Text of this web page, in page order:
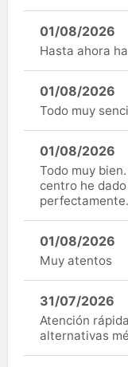
01/08/2026
Hasta ahora
01/08/2026
Todo muy
01/08/2026
Todo muy
centro he
perfectamente.
01/08/2026
Muy atentos
31/07/2026
Atención
alternativas